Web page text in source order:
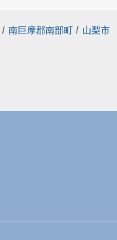
/ 南巨摩郡南部町 / 山梨市